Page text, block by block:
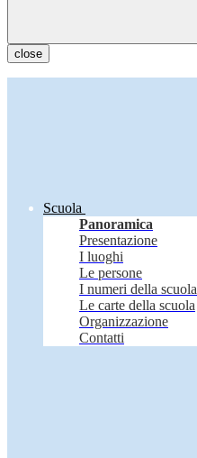
close
Scuola
Panoramica
Presentazione
I luoghi
Le persone
I numeri della scuola
Le carte della scuola
Organizzazione
Contatti